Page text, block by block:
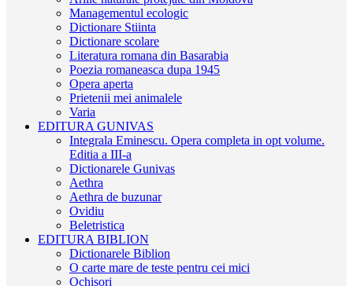
Managementul ecologic
Dictionare Stiinta
Dictionare scolare
Literatura romana din Basarabia
Poezia romaneasca dupa 1945
Opera aperta
Prietenii mei animalele
Varia
EDITURA GUNIVAS
Integrala Eminescu. Opera completa in opt volume.
Editia a III-a
Dictionarele Gunivas
Aethra
Aethra de buzunar
Ovidiu
Beletristica
EDITURA BIBLION
Dictionarele Biblion
O carte mare de teste pentru cei mici
Ochisori